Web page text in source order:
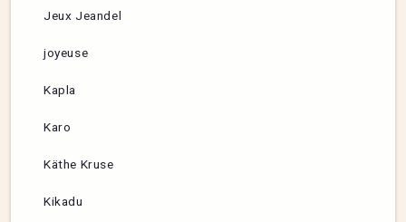
Jeux Jeandel
joyeuse
Kapla
Karo
Käthe Kruse
Kikadu